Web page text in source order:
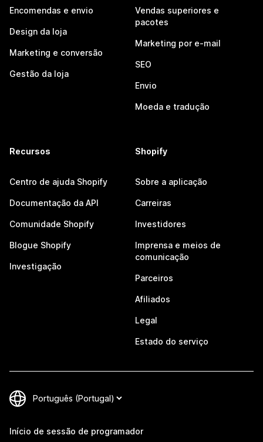
Encomendas e envio
Design da loja
Marketing e conversão
Gestão da loja
Vendas superiores e
pacotes
Marketing por e-mail
SEO
Envio
Moeda e tradução
Recursos
Centro de ajuda Shopify
Documentação da API
Comunidade Shopify
Blogue Shopify
Investigação
Shopify
Sobre a aplicação
Carreiras
Investidores
Imprensa e meios de
comunicação
Parceiros
Afiliados
Legal
Estado do serviço
Início de sessão de programador